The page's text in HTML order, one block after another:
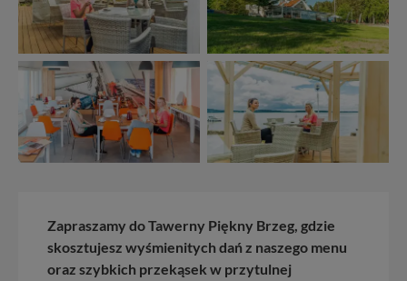
Zapraszamy do Tawerny Piękny Brzeg, gdzie
skosztujesz wyśmienitych dań z naszego menu
oraz szybkich przekąsek w przytulnej